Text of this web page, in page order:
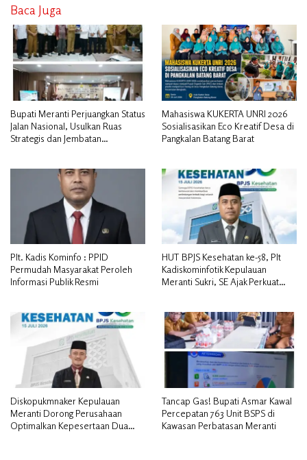
Baca Juga
Bupati Meranti Perjuangkan Status
Jalan Nasional, Usulkan Ruas
Strategis dan Jembatan
Mahasiswa KUKERTA UNRI 2026
Sosialisasikan Eco Kreatif Desa di
Pangkalan Batang Barat
Plt. Kadis Kominfo : PPID
Permudah Masyarakat Peroleh
Informasi Publik Resmi
HUT BPJS Kesehatan ke-58, Plt
Kadiskominfotik Kepulauan
Meranti Sukri, SE Ajak Perkuat
Diskopukmnaker Kepulauan
Meranti Dorong Perusahaan
Optimalkan Kepesertaan Dua
Tancap Gas! Bupati Asmar Kawal
Percepatan 763 Unit BSPS di
Kawasan Perbatasan Meranti